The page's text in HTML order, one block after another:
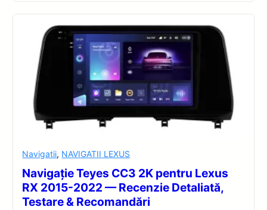
Navigatii, NAVIGATII LEXUS
Navigație Teyes CC3 2K pentru Lexus
RX 2015-2022 — Recenzie Detaliată,
Testare & Recomandări